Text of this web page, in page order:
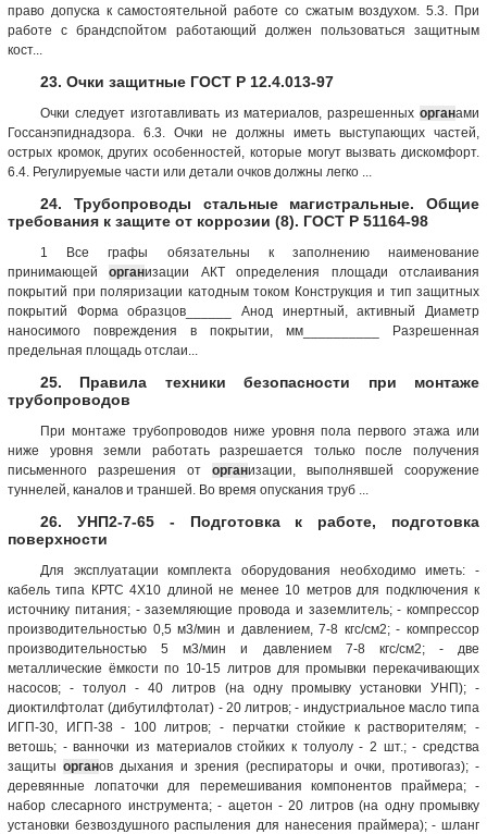
право допуска к самостоятельной работе со сжатым воздухом. 5.3. При
работе с брандспойтом работающий должен пользоваться защитным
кост...
23. Очки защитные ГОСТ Р 12.4.013-97
Очки следует изготавливать из материалов, разрешенных органами
Госсанэпиднадзора. 6.3. Очки не должны иметь выступающих частей,
острых кромок, других особенностей, которые могут вызвать дискомфорт.
6.4. Регулируемые части или детали очков должны легко ...
24. Трубопроводы стальные магистральные. Общие
требования к защите от коррозии (8). ГОСТ Р 51164-98
1 Все графы обязательны к заполнению наименование
принимающейорганизации АКТ определения площади отслаивания
покрытий при поляризации катодным током Конструкция и тип защитных
покрытий Форма образцов______ Анод инертный, активный Диаметр
наносимого повреждения в покрытии, мм__________ Разрешенная
предельная площадь отслаи...
25. Правила техники безопасности при монтаже
трубопроводов
При монтаже трубопроводов ниже уровня пола первого этажа или
ниже уровня земли работать разрешается только после получения
письменного разрешения от организации, выполнявшей сооружение
туннелей, каналов и траншей. Во время опускания труб ...
26. УНП2-7-65 - Подготовка к работе, подготовка
поверхности
Для эксплуатации комплекта оборудования необходимо иметь: -
кабель типа КРТС 4X10 длиной не менее 10 метров для подключения к
источнику питания; - заземляющие провода и заземлитель; - компрессор
производительностью 0,5 м3/мин и давлением, 7-8 кгс/см2; - компрессор
производительностью 5 м3/мин и давлением 7-8 кгс/см2; - две
металлические ёмкости по 10-15 литров для промывки перекачивающих
насосов; - толуол - 40 литров (на одну промывку установки УНП); -
диоктилфтолат (дибутилфтолат) - 20 литров; - индустриальное масло типа
ИГП-30, ИГП-38 - 100 литров; - перчатки стойкие к растворителям; -
ветошь; - ванночки из материалов стойких к толуолу - 2 шт.; - средства
защиты органов дыхания и зрения (респираторы и очки, противогаз); -
деревянные лопаточки для перемешивания компонентов праймера; -
набор слесарного инструмента; - ацетон - 20 литров (на одну промывку
установки безвоздушного распыления для нанесения праймера); - шланг